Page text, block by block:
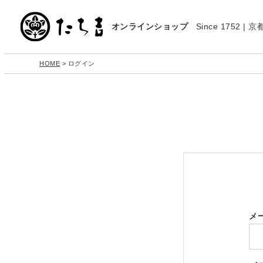
オンラインショップ Since 1752 | 京
HOME ログイン
メ